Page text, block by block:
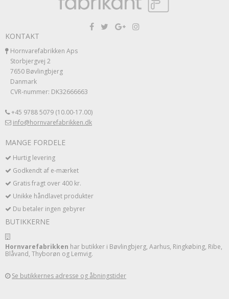
KONTAKT
Hornvarefabrikken Aps
Storbjergvej 2
7650 Bøvlingbjerg
Danmark
CVR-nummer: DK32666663
+45 9788 5079 (10.00-17.00)
info@hornvarefabrikken.dk
MANGE FORDELE
Hurtig levering
Godkendt af e-mærket
Gratis fragt over 400 kr.
Unikke håndlavet produkter
Du betaler ingen gebyrer
BUTIKKERNE
Hornvarefabrikken har butikker i Bøvlingbjerg, Aarhus, Ringkøbing, Ribe,
Blåvand, Thyborøn og Lemvig.
Se butikkernes adresse og åbningstider